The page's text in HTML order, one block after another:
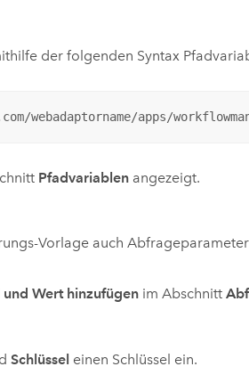
der folgenden Syntax
webadaptorname/apps/
Pfadvariablen angezeigt.
Vorlage auch
und Wert hinzufügenim Abschnitt
Schlüssel einen Schlüssel ein.